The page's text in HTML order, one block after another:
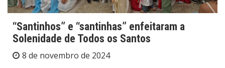
“Santinhos” e “santinhas” enfeitaram a
Solenidade de Todos os Santos
8 de novembro de 2024